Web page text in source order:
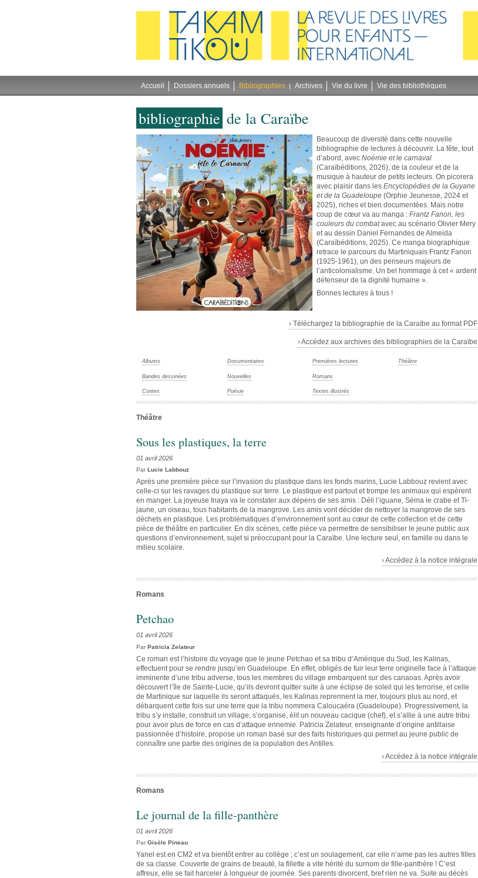
Accueil Dossiers annuels Bibliographies Archives Vie du livre Vie des bibliothèques
bibliographie de la Caraïbe
Beaucoup de diversité dans cette nouvelle
bibliographie de lectures à découvrir. La fête, tout
d’abord, avec Noémie et le carnaval
(Caraïbéditions, 2026), de la couleur et de la
musique à hauteur de petits lecteurs. On picorera
avec plaisir dans les Encyclopédies de la Guyane
et de la Guadeloupe (Orphie Jeunesse, 2024 et
2025), riches et bien documentées. Mais notre
coup de cœur va au manga : Frantz Fanon, les
couleurs du combatavec au scénario Olivier Mery
et au dessin Daniel Fernandes de Almeida
(Caraïbéditions, 2025). Ce manga biographique
retrace le parcours du Martiniquais Frantz Fanon
(1925-1961), un des penseurs majeurs de
l’anticolonialisme. Un bel hommage à cet « ardent
défenseur de la dignité humaine ».
Bonnes lectures à tous !
› Téléchargez la bibliographie de la Caraïbe au format PDF
› Accédez aux archives des bibliographies de la Caraïbe
Albums
Bandes dessinées
Contes
Documentaires
Nouvelles
Poésie
Premières lectures
Romans
Textes illustrés
Théâtre
Théâtre
Sous les plastiques, la terre
01 avril 2026
ParLucie Labbouz
Après une première pièce sur l’invasion du plastique dans les fonds marins, Lucie Labbouz revient avec
celle-ci sur les ravages du plastique sur terre. Le plastique est partout et trompe les animaux qui espèrent
en manger. La joyeuse Inaya va le constater aux dépens de ses amis : Déli l’iguane, Séma le crabe et Ti-
jaune, un oiseau, tous habitants de la mangrove. Les amis vont décider de nettoyer la mangrove de ses
déchets en plastique. Les problématiques d’environnement sont au cœur de cette collection et de cette
pièce de théâtre en particulier. En dix scènes, cette pièce va permettre de sensibiliser le jeune public aux
questions d’environnement, sujet si préoccupant pour la Caraïbe. Une lecture seul, en famille ou dans le
milieu scolaire.
› Accédez à la notice intégrale
Romans
Petchao
01 avril 2026
ParPatricia Zelateur
Ce roman est l’histoire du voyage que le jeune Petchao et sa tribu d’Amérique du Sud, les Kalinas,
effectuent pour se rendre jusqu’en Guadeloupe. En effet, obligés de fuir leur terre originelle face à l’attaque
imminente d’une tribu adverse, tous les membres du village embarquent sur des canaoas. Après avoir
découvert l’île de Sainte-Lucie, qu’ils devront quitter suite à une éclipse de soleil qui les terrorise, et celle
de Martinique sur laquelle ils seront attaqués, les Kalinas reprennent la mer, toujours plus au nord, et
débarquent cette fois sur une terre que la tribu nommera Caloucaéra (Guadeloupe). Progressivement, la
tribu s’y installe, construit un village, s’organise, élit un nouveau cacique (chef), et s’allie à une autre tribu
pour avoir plus de force en cas d’attaque ennemie. Patricia Zelateur, enseignante d’origine antillaise
passionnée d’histoire, propose un roman basé sur des faits historiques qui permet au jeune public de
connaître une partie des origines de la population des Antilles.
› Accédez à la notice intégrale
Romans
Le journal de la fille-panthère
01 avril 2026
ParGisèle Pineau
Yanel est en CM2 et va bientôt entrer au collège ; c’est un soulagement, car elle n’aime pas les autres filles
de sa classe. Couverte de grains de beauté, la fillette a vite hérité du surnom de fille-panthère ! C’est
affreux, elle se fait harceler à longueur de journée. Ses parents divorcent, bref rien ne va. Suite au décès